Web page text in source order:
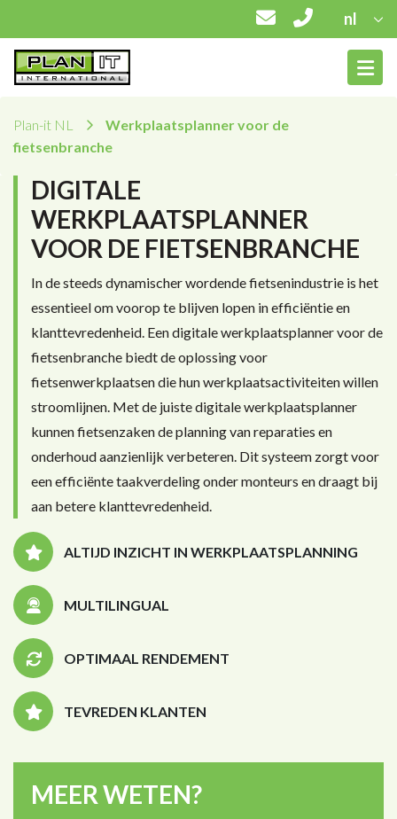
nl
Plan-it NL
Werkplaatsplanner voor de
fietsenbranche
DIGITALE
WERKPLAATSPLANNER
VOOR DE FIETSENBRANCHE
In de steeds dynamischer wordende fietsenindustrie is het
essentieel om voorop te blijven lopen in efficiëntie en
klanttevredenheid. Een digitale werkplaatsplanner voor de
fietsenbranche biedt de oplossing voor
fietsenwerkplaatsen die hun werkplaatsactiviteiten willen
stroomlijnen. Met de juiste digitale werkplaatsplanner
kunnen fietsenzaken de planning van reparaties en
onderhoud aanzienlijk verbeteren. Dit systeem zorgt voor
een efficiënte taakverdeling onder monteurs en draagt bij
aan betere klanttevredenheid.
ALTIJD INZICHT IN WERKPLAATSPLANNING
MULTILINGUAL
OPTIMAAL RENDEMENT
TEVREDEN KLANTEN
MEER WETEN?